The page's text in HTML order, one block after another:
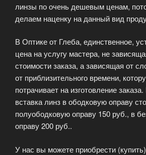
линзы по очень дешевым ценам,
делаем наценку на данный вид
В Оптике от Глеба, единственное,
цена на услугу мастера, не
стоимости заказа, а зависящая от
от приблизительного времени,
потрачивает на изготовление
вставка линз в ободковую оправу
полуободковую оправу 150 руб., в
оправу 200 руб..
У нас вы можете приобрести